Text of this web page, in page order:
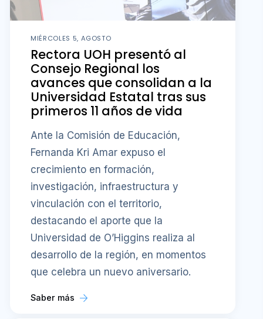
MIÉRCOLES 5, AGOSTO
Rectora UOH presentó al
Consejo Regional los
avances que consolidan a la
Universidad Estatal tras sus
primeros 11 años de vida
Ante la Comisión de Educación,
Fernanda Kri Amar expuso el
crecimiento en formación,
investigación, infraestructura y
vinculación con el territorio,
destacando el aporte que la
Universidad de O’Higgins realiza al
desarrollo de la región, en momentos
que celebra un nuevo aniversario.
Saber más